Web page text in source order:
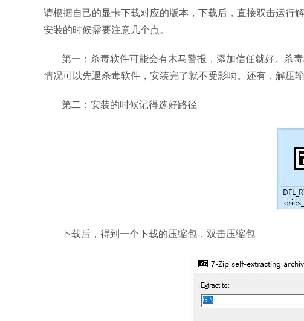
请根据自己的显卡下载对应的版本，下载后，直接双击运行解
安装的时候需要注意几个点。
第一：杀毒软件可能会有木马警报，添加信任就好。杀
情况可以先退杀毒软件，安装完了就不受影响。还有，解压
第二：安装的时候记得选好路径
下载后，得到一个下载的压缩包，双击压缩包